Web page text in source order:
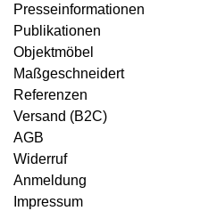
Presseinformationen
Publikationen
Objektmöbel
Maßgeschneidert
Referenzen
Versand (B2C)
AGB
Widerruf
Anmeldung
Impressum